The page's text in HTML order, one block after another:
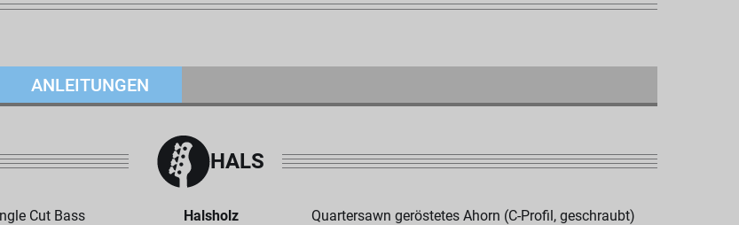
ANLEITUNGEN
Cut Bass
HALS
Halsholz
Quartersawn geröstetes Ahorn (C-Profil, geschraubt)